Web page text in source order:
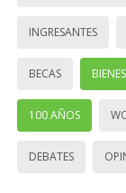
INGRESANTES
BECAS
100 AÑOS
DEBATES